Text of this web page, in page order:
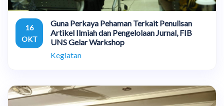
16
OKT
Guna Perkaya Pehaman Terkait Penulisan
Artikel Ilmiah dan Pengelolaan Jurnal, FIB
UNS Gelar Warkshop
Kegiatan